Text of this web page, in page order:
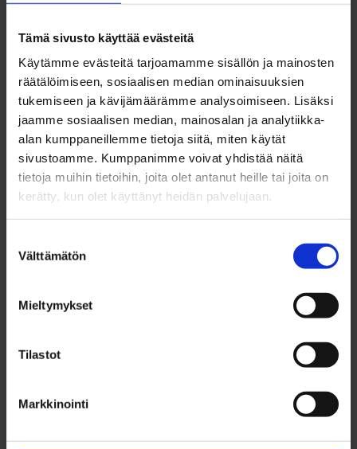
Tämä sivusto käyttää evästeitä
Käytämme evästeitä tarjoamamme sisällön ja mainosten
räätälöimiseen, sosiaalisen median ominaisuuksien
tukemiseen ja kävijämäärämme analysoimiseen. Lisäksi
jaamme sosiaalisen median, mainosalan ja analytiikka-
alan kumppaneillemme tietoja siitä, miten käytät
sivustoamme. Kumppanimme voivat yhdistää näitä
tietoja muihin tietoihin, joita olet antanut heille tai joita on
kerätty, kun olet käyttänyt heidän palvelujaan.
valinta
Välttämätön
Mieltymykset
Tilastot
Markkinointi
KORTTELIN NUMERO 5
TONTIN NUMERO 3052
RAKENNUSOIKEUS 1740 k-m²
KÄYTTÖTARKOITUS Liike- ja teollisuustontti
TONTIN KOKO 4 351 ㎡
73 967 €
5 178 €/v
Ei
Marjanen Miia
(Elinvoimajohtaja)